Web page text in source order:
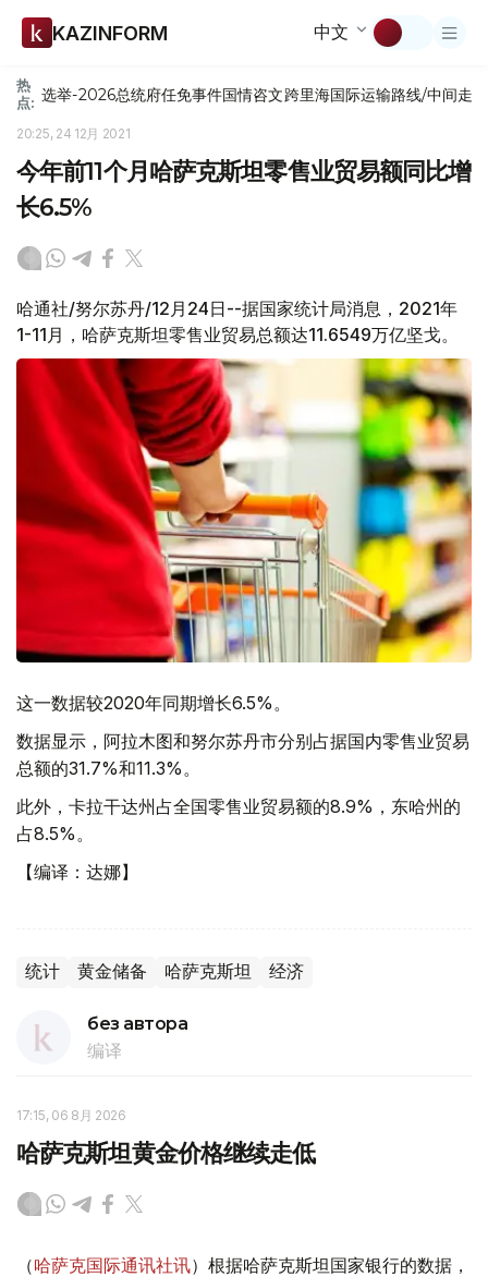
KAZINFORM 中文
热
点: 选举-2026总统府任免事件国情咨文跨里海国际运输路线/中间走廊
20:25, 24 12月 2021
今年前11个月哈萨克斯坦零售业贸易额同比增
长6.5%
哈通社/努尔苏丹/12月24日--据国家统计局消息，2021年
1-11月，哈萨克斯坦零售业贸易总额达11.6549万亿坚戈。
这一数据较2020年同期增长6.5%。
数据显示，阿拉木图和努尔苏丹市分别占据国内零售业贸易
总额的31.7%和11.3%。
此外，卡拉干达州占全国零售业贸易额的8.9%，东哈州的
占8.5%。
【编译：达娜】
统计 黄金储备 哈萨克斯坦 经济
без автора
编译
17:15, 06 8月 2026
哈萨克斯坦黄金价格继续走低
（哈萨克国际通讯社讯）根据哈萨克斯坦国家银行的数据，